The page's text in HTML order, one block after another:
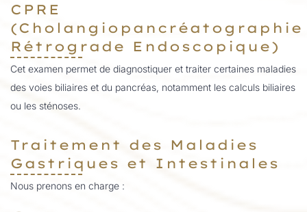
CPRE
(Cholangiopancréatographie
Rétrograde Endoscopique)
Cet examen permet de diagnostiquer et traiter certaines maladies
des voies biliaires et du pancréas, notamment les calculs biliaires
ou les sténoses.
Traitement des Maladies
Gastriques et Intestinales
Nous prenons en charge :